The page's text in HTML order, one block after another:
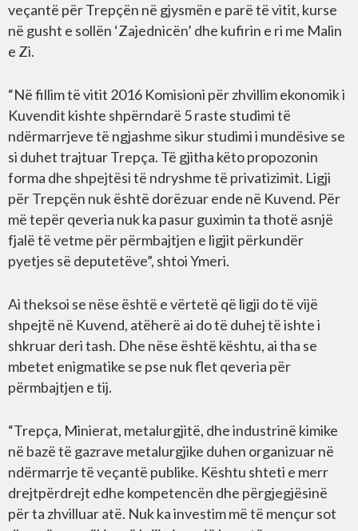
veçantë për Trepçën në gjysmën e parë të vitit, kurse
në gusht e sollën ‘Zajednicën’ dhe kufirin e ri me Malin
e Zi.
“Në fillim të vitit 2016 Komisioni për zhvillim ekonomik i
Kuvendit kishte shpërndarë 5 raste studimi të
ndërmarrjeve të ngjashme sikur studimi i mundësive se
si duhet trajtuar Trepça. Të gjitha këto propozonin
forma dhe shpejtësi të ndryshme të privatizimit. Ligji
për Trepçën nuk është dorëzuar ende në Kuvend. Për
më tepër qeveria nuk ka pasur guximin ta thotë asnjë
fjalë të vetme për përmbajtjen e ligjit përkundër
pyetjes së deputetëve”, shtoi Ymeri.
Ai theksoi se nëse është e vërtetë që ligji do të vijë
shpejtë në Kuvend, atëherë ai do të duhej të ishte i
shkruar deri tash. Dhe nëse është kështu, ai tha se
mbetet enigmatike se pse nuk flet qeveria për
përmbajtjen e tij.
“Trepça, Minierat, metalurgjitë, dhe industrinë kimike
në bazë të gazrave metalurgjike duhen organizuar në
ndërmarrje të veçantë publike. Kështu shteti e merr
drejtpërdrejt edhe kompetencën dhe përgjegjësinë
për ta zhvilluar atë. Nuk ka investim më të mençur sot